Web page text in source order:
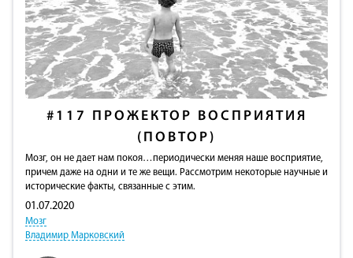
#117
ПРОЖЕКТОР ВОСПРИЯТИЯ
(ПОВТОР)
Мозг, он не дает нам покоя…периодически меняя наше восприятие,
причем даже на одни и те же вещи. Рассмотрим некоторые научные и
исторические факты, связанные с этим.
01.07.2020
Мозг
Владимир Марковский